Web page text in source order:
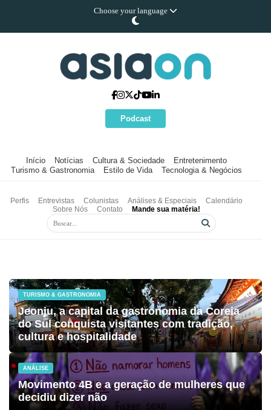
Choose your language
Podcast
Início Notícias Cultura & Sociedade
Entretenimento
Turismo & Gastronomia
Estilo de Vida Tecnologia & Negócios
Perfis Entrevistas Colunistas Análises & Especiais
Calendário
Sobre Nós
Contato Mande sua matéria!
TURISMO & GASTRONOMIA
Jeonju, a capital da gastronomia da Coreia
do Sul conquista visitantes com tradição,
cultura e hospitalidade
ANÁLISE
Movimento 4B e a geração de mulheres que
decidiu dizer não